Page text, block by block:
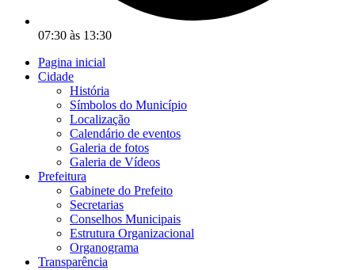
07:30 às 13:30
Pagina inicial
Cidade
História
Símbolos do Município
Localização
Calendário de eventos
Galeria de fotos
Galeria de Vídeos
Prefeitura
Gabinete do Prefeito
Secretarias
Conselhos Municipais
Estrutura Organizacional
Organograma
Transparência